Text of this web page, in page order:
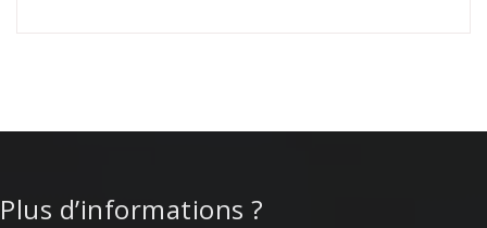
Plus d’informations ?